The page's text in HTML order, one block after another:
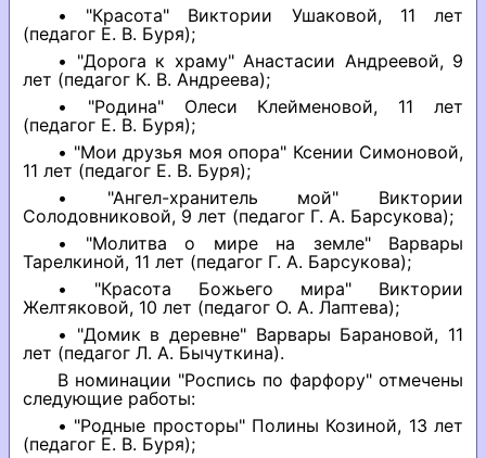
• "Красота" Виктории Ушаковой, 11 лет
(педагог Е. В. Буря);
• "Дорога к храму" Анастасии Андреевой, 9
лет (педагог К. В. Андреева);
• "Родина" Олеси Клейменовой, 11 лет
(педагог Е. В. Буря);
• "Мои друзья моя опора" Ксении Симоновой,
11 лет (педагог Е. В. Буря);
• "Ангел-хранитель мой" Виктории
Солодовниковой, 9 лет (педагог Г. А. Барсукова);
• "Молитва о мире на земле" Варвары
Тарелкиной, 11 лет (педагог Г. А. Барсукова);
• "Красота Божьего мира" Виктории
Желтяковой, 10 лет (педагог О. А. Лаптева);
• "Домик в деревне" Варвары Барановой, 11
лет (педагог Л. А. Бычуткина).
В номинации "Роспись по фарфору" отмечены
следующие работы:
• "Родные просторы" Полины Козиной, 13 лет
(педагог Е. В. Буря);